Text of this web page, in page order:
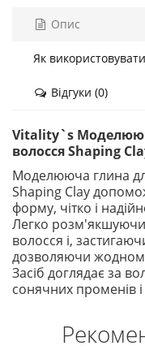
Опис
Як використовувати
Відгуки (0)
Vitality`s
волосся Shaping
Моделююча глина
Shaping Clay
форму, чітко і
Легко
волосся і,
дозволяючи
Засіб доглядає за
сонячних променів і